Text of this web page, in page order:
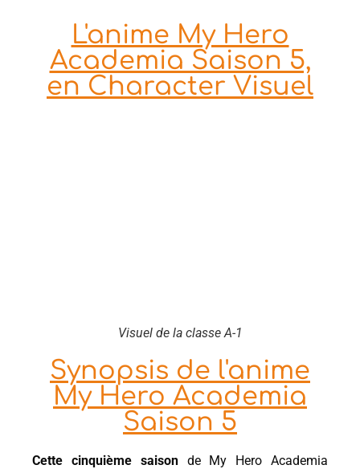
L'anime My Hero
Academia Saison 5,
en Character Visuel
Visuel de la classe A-1
Synopsis de l'anime
My Hero Academia
Saison 5
Cette cinquième saisonde My Hero Academia